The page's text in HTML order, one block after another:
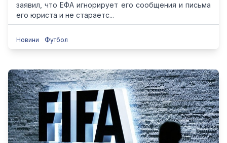
заявил, что ЕФА игнорирует его сообщения и письма
его юриста и не стараетс...
Новини Футбол